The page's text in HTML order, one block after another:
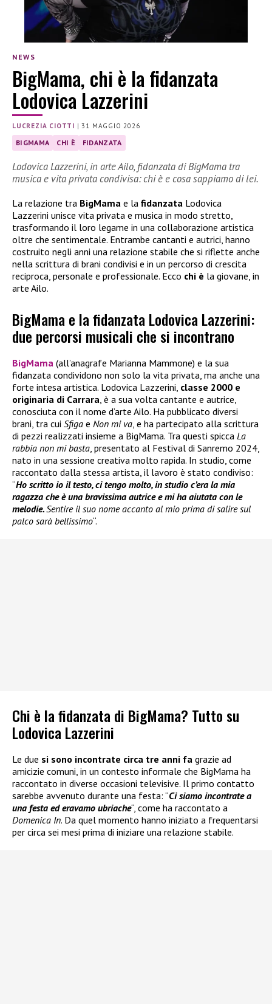
NEWS
BigMama, chi è la fidanzata
Lodovica Lazzerini
LUCREZIA CIOTTI |31 MAGGIO 2026
BIGMAMA CHI È FIDANZATA
Lodovica Lazzerini, in arte Ailo, fidanzata di BigMama tra
musica e vita privata condivisa: chi è e cosa sappiamo di lei.
La relazione tra BigMama e la fidanzata Lodovica
Lazzerini unisce vita privata e musica in modo stretto,
trasformando il loro legame in una collaborazione artistica
oltre che sentimentale. Entrambe cantanti e autrici, hanno
costruito negli anni una relazione stabile che si riflette anche
nella scrittura di brani condivisi e in un percorso di crescita
reciproca, personale e professionale. Ecco chi è la giovane, in
arte Ailo.
BigMama e la fidanzata Lodovica Lazzerini:
due percorsi musicali che si incontrano
BigMama (all’anagrafe Marianna Mammone) e la sua
fidanzata condividono non solo la vita privata, ma anche una
forte intesa artistica. Lodovica Lazzerini, classe 2000 e
originaria di Carrara , è a sua volta cantante e autrice,
conosciuta con il nome d’arte Ailo. Ha pubblicato diversi
brani, tra cui Sfiga e Non mi va , e ha partecipato alla scrittura
di pezzi realizzati insieme a BigMama. Tra questi spicca La
rabbia non mi basta , presentato al Festival di Sanremo 2024,
nato in una sessione creativa molto rapida. In studio, come
raccontato dalla stessa artista, il lavoro è stato condiviso:
“Ho scritto io il testo, ci tengo molto, in studio c’era la mia
ragazza che è una bravissima autrice e mi ha aiutata con le
melodie.Sentire il suo nome accanto al mio prima di salire sul
palco sarà bellissimo“.
Chi è la fidanzata di BigMama? Tutto su
Lodovica Lazzerini
Le due si sono incontrate circa tre anni fa grazie ad
amicizie comuni, in un contesto informale che BigMama ha
raccontato in diverse occasioni televisive. Il primo contatto
sarebbe avvenuto durante una festa: “Ci siamo incontrate a
una festa ed eravamo ubriache“, come ha raccontato a
Domenica In. Da quel momento hanno iniziato a frequentarsi
per circa sei mesi prima di iniziare una relazione stabile.